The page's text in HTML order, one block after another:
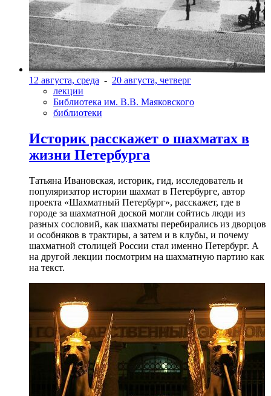
12 августа, среда - 20 августа, четверг
лекции
Библиотека им. В.В. Маяковского
библиотеки
Историк расскажет о шахматах в
жизни Петербурга
Татьяна Ивановская, историк, гид, исследователь и
популяризатор истории шахмат в Петербурге, автор
проекта «Шахматный Петербург», расскажет, где в
городе за шахматной доской могли сойтись люди из
разных сословий, как шахматы перебирались из дворцов
и особняков в трактиры, а затем и в клубы, и почему
шахматной столицей России стал именно Петербург. А
на другой лекции посмотрим на шахматную партию как
на текст.